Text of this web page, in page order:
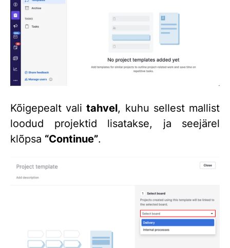
Kõigepealt valitahvel, kuhu sellest mallist
loodud projektid lisatakse, ja seejärel
klõpsa “Continue”.